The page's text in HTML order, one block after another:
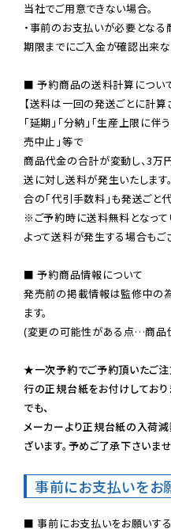
当社でご用意できない場合。
・事前のお支払いが必要とな
期限までにご入金が確認出来な
■ 予約商品の送料計算につい
【送料は一回の発送ごとに計算
「延期」「分納」「生産上限に伴
売中止」等で
商品代金の合計が変動し、3万
送に対し送料が発生いたします
※ご予約時に送料無料となっ
よって送料が発生する場合もご
■ 予約商品情報について
発売前の掲載情報は監修中の
ます。
(変更の可能性がある点…商品
★一次予約でご予約頂いたご注
行の正規台紙をお付けしてお
でも、
メーカーより正規台紙の入荷
ざいます。予めご了承下さいませ
事前にお支払いをお
■ 事前にお支払いをお願いす